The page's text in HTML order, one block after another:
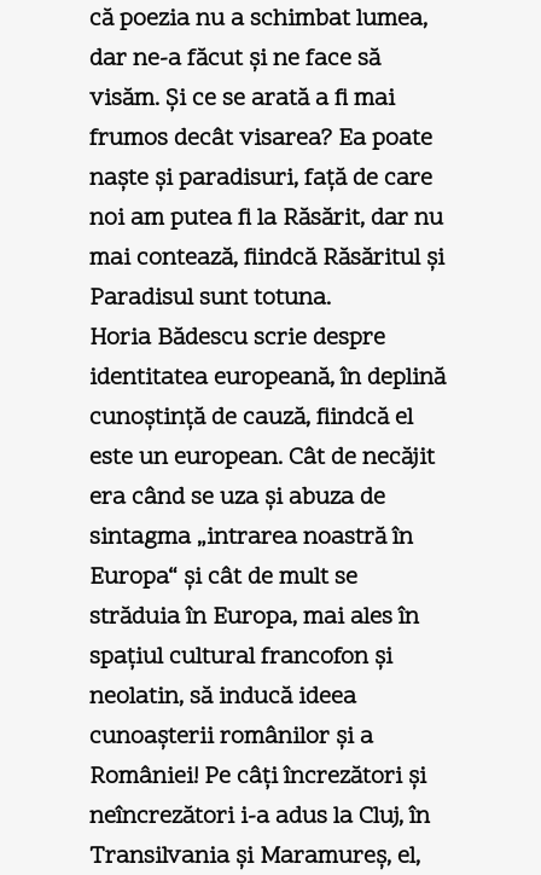
că poezia nu a schimbat lumea,
dar ne-a făcut şi ne face să
visăm. Şi ce se arată a fi mai
frumos decât visarea? Ea poate
naşte şi paradisuri, faţă de care
noi am putea fi la Răsărit, dar nu
mai contează, fiindcă Răsăritul şi
Paradisul sunt totuna.
Horia Bădescu scrie despre
identitatea europeană, în deplină
cunoştinţă de cauză, fiindcă el
este un european. Cât de necăjit
era când se uza şi abuza de
sintagma „intrarea noastră în
Europa“ şi cât de mult se
străduia în Europa, mai ales în
spaţiul cultural francofon şi
neolatin, să inducă ideea
cunoaşterii românilor şi a
României! Pe câţi încrezători şi
neîncrezători i-a adus la Cluj, în
Transilvania şi Maramureş, el,